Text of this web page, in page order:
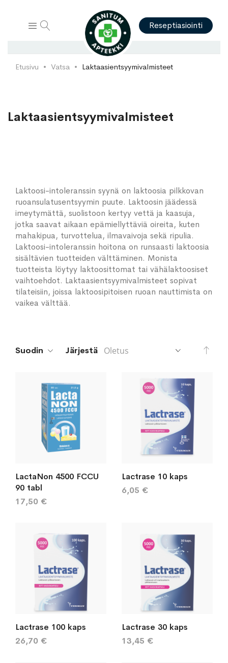
Reseptiasiointi
Etusivu Vatsa Laktaasientsyymivalmisteet
Laktaasientsyymivalmisteet
Laktoosi-intoleranssin syynä on laktoosia pilkkovan
ruoansulatusentsyymin puute. Laktoosin jäädessä
imeytymättä, suolistoon kertyy vettä ja kaasuja,
jotka saavat aikaan epämiellyttäviä oireita, kuten
mahakipua, turvottelua, ilmavaivoja sekä ripulia.
Laktoosi-intoleranssin hoitona on runsaasti laktoosia
sisältävien tuotteiden välttäminen. Monista
tuotteista löytyy laktoosittomat tai vähälaktoosiset
vaihtoehdot. Laktaasientsyymivalmisteet sopivat
tilateisiin, joissa laktoosipitoisen ruoan nauttimista on
vaikea välttää.
Suodin Järjestä
LactaNon 4500 FCCU
90 tabl
17,50 €
Lactrase 10 kaps
6,05 €
Lactrase 100 kaps
26,70 €
Lactrase 30 kaps
13,45 €